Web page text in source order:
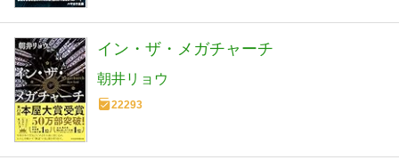
イン・ザ・メガチャーチ
朝井リョウ
22293